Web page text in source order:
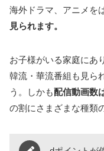
海外ドラマ、アニメを
見られます。
お子様がいる家庭にあ
韓流・華流番組も見ら
う。しかも配信動画数
の割にさまざまな種類